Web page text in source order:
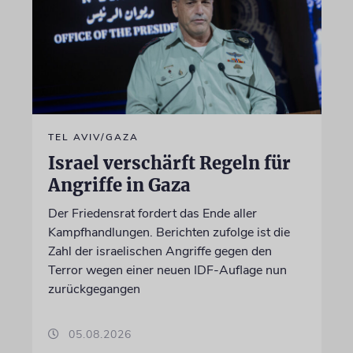
TEL AVIV/GAZA
Israel verschärft Regeln für
Angriffe in Gaza
Der Friedensrat fordert das Ende aller
Kampfhandlungen. Berichten zufolge ist die
Zahl der israelischen Angriffe gegen den
Terror wegen einer neuen IDF-Auflage nun
zurückgegangen
05.08.2026